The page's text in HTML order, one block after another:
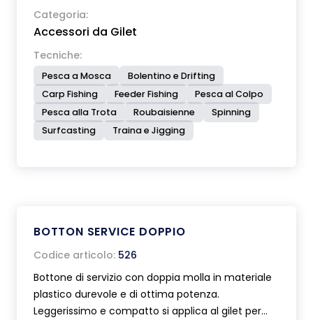
Categoria:
Accessori da Gilet
Tecniche:
Pesca a Mosca
Bolentino e Drifting
Carp Fishing
Feeder Fishing
Pesca al Colpo
Pesca alla Trota
Roubaisienne
Spinning
Surfcasting
Traina e Jigging
BOTTON SERVICE DOPPIO
Codice articolo: 526
Bottone di servizio con doppia molla in materiale
plastico durevole e di ottima potenza.
Leggerissimo e compatto si applica al gilet per